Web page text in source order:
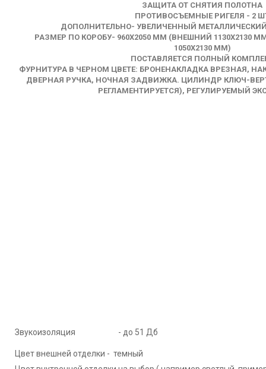
ЗАЩИТА ОТ СНЯТИЯ ПОЛОТНА
ПРОТИВОСЪЕМНЫЕ РИГЕЛЯ - 2
ДОПОЛНИТЕЛЬНО- УВЕЛИЧЕННЫЙ
РАЗМЕР ПО КОРОБУ- 960Х2050 ММ (ВНЕШНИЙ 1130Х2130
1050Х2130 ММ)
ПОСТАВЛЯЕТСЯ ПОЛНЫЙ
ФУРНИТУРА В ЧЕРНОМ ЦВЕТЕ: БРОНЕНАКЛАДКА ВРЕЗНАЯ,
ДВЕРНАЯ РУЧКА, НОЧНАЯ ЗАДВИЖКА. ЦИЛИНДР КЛЮЧ-
РЕГЛАМЕНТИРУЕТСЯ), РЕГУЛИРУЕМЫЙ
Звукоизоляция - до 51 Дб
Цвет внешней отделки - темный